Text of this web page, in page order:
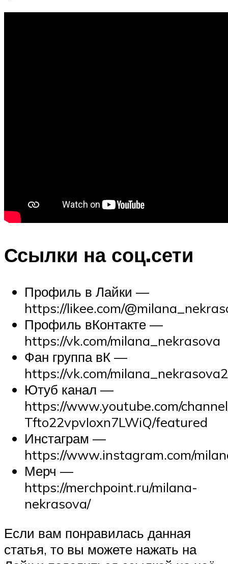
Ссылки на соц.сети
Профиль в Лайки —
https://likee.com/
Профиль вКонтакте —
https://vk.com/milana_nekrasova
Фан группа вК —
https://vk.com/
Ютуб канал —
https://www.youtube.com/
Tfto22vpvIoxn7LWiQ/featured
Инстаграм —
https://www.instagram.com/
Мерч —
https://merchpoint.ru/milana-
nekrasova/
Если вам понравилась данная
статья, то вы можете нажать на